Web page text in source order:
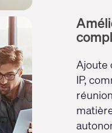
Ajoute
IP,